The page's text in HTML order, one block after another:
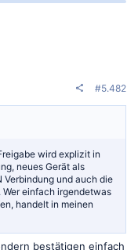
#5.482
wird explizit in
neues Gerät als
Verbindung und auch die
einfach irgendetwas
handelt in meinen
bestätigen einfach